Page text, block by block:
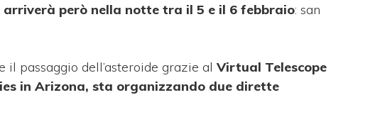
però nella notte tra il 5 e il 6 febbraio: san
passaggio dell’asteroide grazie al Virtual Telescope
in Arizona, sta organizzando due dirette